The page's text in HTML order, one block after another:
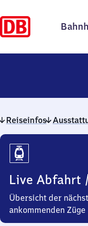
Reiseinfos
Reiseinfos
Live Abfahrt
Übersicht der
ankommenden Züge